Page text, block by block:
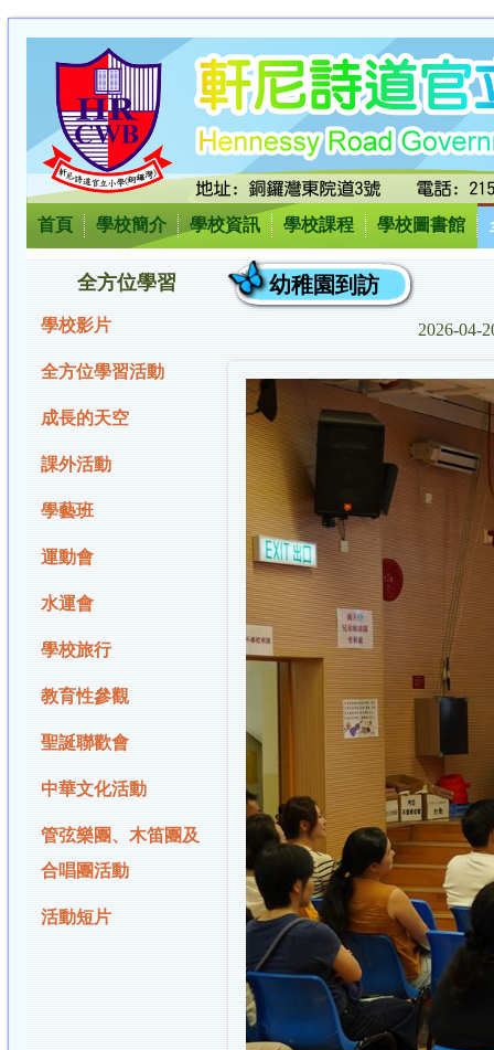
首頁 學校簡介 學校資訊 學校課程 學校圖書館
全方位學習
學校影片
全方位學習活動
成長的天空
課外活動
學藝班
運動會
水運會
學校旅行
教育性參觀
聖誕聯歡會
中華文化活動
管弦樂團、木笛團及
合唱團活動
活動短片
幼稚園到訪
2026-04-